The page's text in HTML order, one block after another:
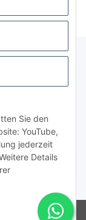
Sie den
YouTube,
jederzeit
Details
Südlohn